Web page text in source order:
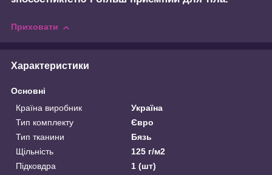
Приховати
Характеристики
Основні
Країна виробник
Україна
Тип комплекту
Євро
Тип тканини
Бязь
Щільність
125 г/м2
Підковдра
1 (шт)